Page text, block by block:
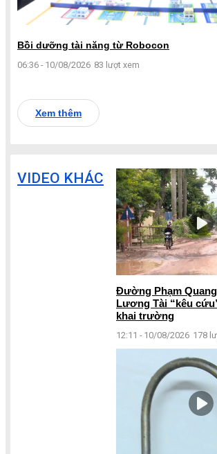
Bồi dưỡng tài năng từ Robocon
06:36 - 10/08/2026 83 lượt xem
Xem thêm
VIDEO KHÁC
Đường Phạm
Lương Tài “kêu
khai trường
12:11 - 10/08/2026 178